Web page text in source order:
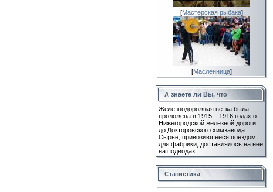
[Мастерская рыбака]
[Масленница]
А знаете ли Вы, что
Железнодорожная ветка была
проложена в 1915 – 1916 годах от
Нижегородской железной дороги
до Докторовского химзавода.
Сырье, привозившееся поездом
для фабрики, доставлялось на нее
на подводах.
Статистика